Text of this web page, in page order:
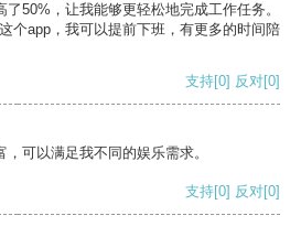
50%，让我能够更轻松地完成工作任务。
个app，我可以提前下班，有更多的时间陪
支持[0] 反对[0]
可以满足我不同的娱乐需求。
支持[0] 反对[0]